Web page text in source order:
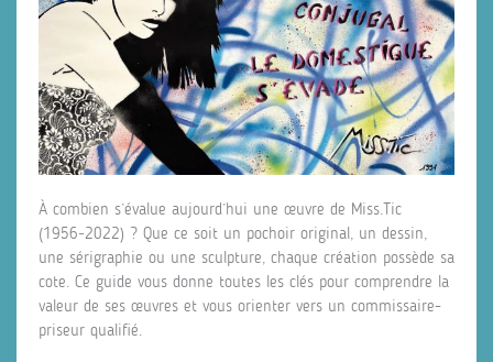
À combien s’évalue aujourd’hui une œuvre de Miss.Tic
(1956‑2022) ? Que ce soit un pochoir original, un dessin,
une sérigraphie ou une sculpture, chaque création possède sa
cote. Ce guide vous donne toutes les clés pour comprendre la
valeur de ses œuvres et vous orienter vers un commissaire-
priseur qualifié.